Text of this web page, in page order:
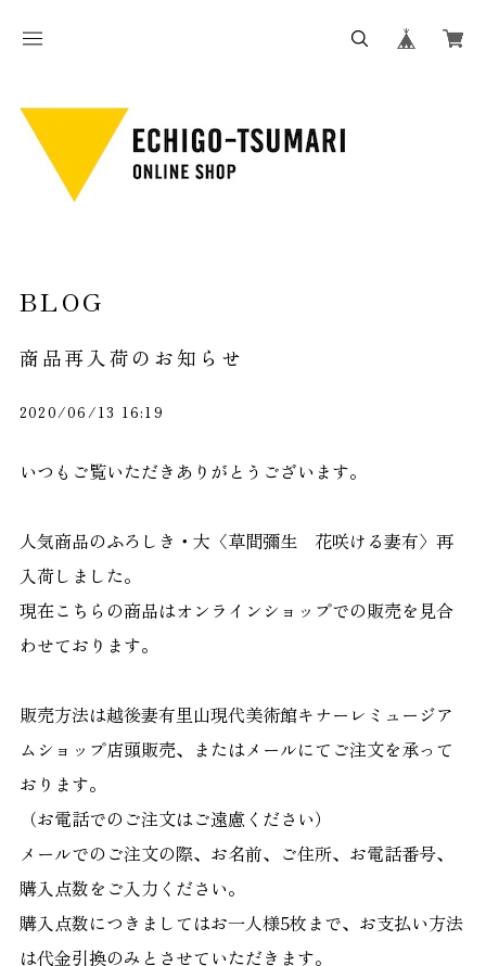
BLOG
商品再入荷のお知らせ
2020/06/13 16:19
いつもご覧いただきありがとうございます。
人気商品のふろしき・大〈草間彌生 花咲ける妻有〉再
入荷しました。
現在こちらの商品はオンラインショップでの販売を見合
わせております。
販売方法は越後妻有里山現代美術館キナーレミュージア
ムショップ店頭販売、またはメールにてご注文を承って
おります。
（お電話でのご注文はご遠慮ください）
メールでのご注文の際、お名前、ご住所、お電話番号、
購入点数をご入力ください。
購入点数につきましてはお一人様5枚まで、お支払い方法
は代金引換のみとさせていただきます。